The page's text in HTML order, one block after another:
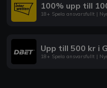
100% upp till
18+ Spela ansvarsfullt |
Upp till 500 kr i
18+ Spela ansvarsfullt |